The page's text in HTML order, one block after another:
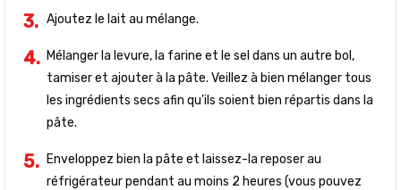
Ajoutez le lait au mélange.
Mélanger la levure, la farine et le sel dans un autre bol,
tamiser et ajouter à la pâte. Veillez à bien mélanger tous
les ingrédients secs afin qu'ils soient bien répartis dans la
pâte.
Enveloppez bien la pâte et laissez-la reposer au
réfrigérateur pendant au moins 2 heures (vous pouvez